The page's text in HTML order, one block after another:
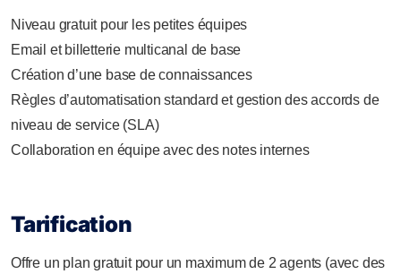
Niveau gratuit pour les petites équipes
Email et billetterie multicanal de base
Création d’une base de connaissances
Règles d’automatisation standard et gestion des accords de
niveau de service (SLA)
Collaboration en équipe avec des notes internes
Tarification
Offre un plan gratuit pour un maximum de 2 agents (avec des